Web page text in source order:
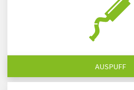
AUSPUFF